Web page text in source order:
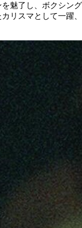
魅了し、ボクシング
リスマとして一躍、